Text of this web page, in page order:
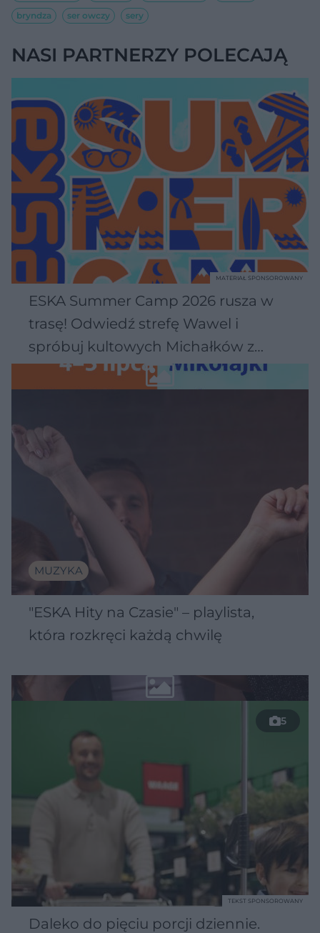
bryndza
ser owczy sery
NASI PARTNERZY POLECAJĄ
ESKA Summer Camp 2026 rusza w
trasę! Odwiedź strefę Wawel i
spróbuj kultowych Michałków z
Wawelu
MATERIAŁ SPONSOROWANY
MUZYKA
"ESKA Hity na Czasie" – playlista,
która rozkręci każdą chwilę
5
Daleko do pięciu porcji dziennie.
TEKST SPONSOROWANY